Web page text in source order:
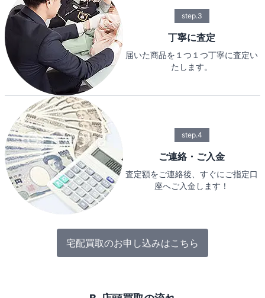
step.3
丁寧に査定
届いた商品を１つ１つ丁寧に査定い
たします。
step.4
ご連絡・ご入金
査定額をご連絡後、すぐにご指定口
座へご入金します！
宅配買取のお申し込みはこちら